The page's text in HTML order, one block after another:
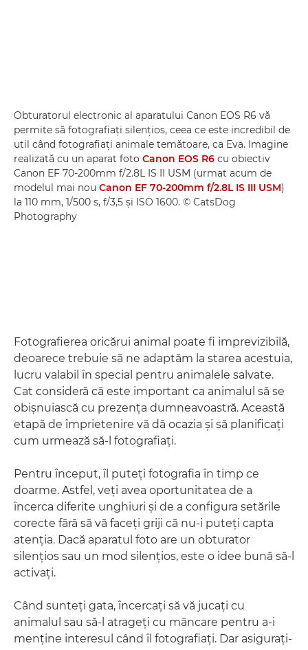
Obturatorul electronic al aparatului Canon EOS R6 vă
permite să fotografiaţi silenţios, ceea ce este incredibil de
util când fotografiaţi animale temătoare, ca Eva. Imagine
realizată cu un aparat foto Canon EOS R6 cu obiectiv
Canon EF 70-200mm f/2.8L IS II USM (urmat acum de
modelul mai nou Canon EF 70-200mm f/2.8L IS III USM)
la 110 mm, 1/500 s, f/3,5 şi ISO 1600. © CatsDog
Photography
Fotografierea oricărui animal poate fi imprevizibilă,
deoarece trebuie să ne adaptăm la starea acestuia,
lucru valabil în special pentru animalele salvate.
Cat consideră că este important ca animalul să se
obişnuiască cu prezenţa dumneavoastră. Această
etapă de împrietenire vă dă ocazia şi să planificaţi
cum urmează să-l fotografiaţi.
Pentru început, îl puteţi fotografia în timp ce
doarme. Astfel, veţi avea oportunitatea de a
încerca diferite unghiuri şi de a configura setările
corecte fără să vă faceţi griji că nu-i puteţi capta
atenţia. Dacă aparatul foto are un obturator
silenţios sau un mod silenţios, este o idee bună să-l
activaţi.
Când sunteţi gata, încercaţi să vă jucaţi cu
animalul sau să-l atrageţi cu mâncare pentru a-i
menţine interesul când îl fotografiaţi. Dar asiguraţi-